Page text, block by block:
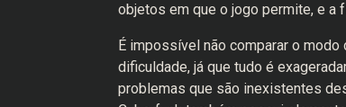
objetos em que o jogo permite, e a
É impossível não comparar o
dificuldade, já que tudo é
problemas que são inexistentes